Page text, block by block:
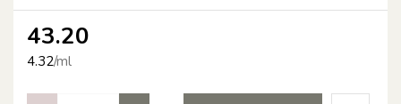
43.20
4.32/ml